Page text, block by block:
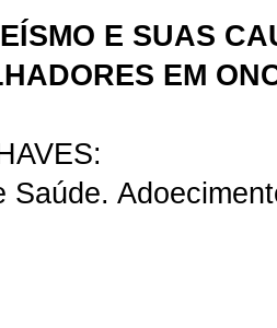
E SUAS
EM
Saúde.